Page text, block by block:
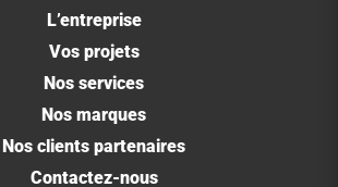
L’entreprise
Vos projets
Nos services
Nos marques
Nos clients partenaires
Contactez-nous